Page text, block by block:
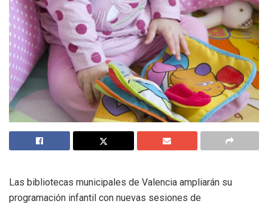
Las bibliotecas municipales de Valencia ampliarán su
programación infantil con nuevas sesiones de